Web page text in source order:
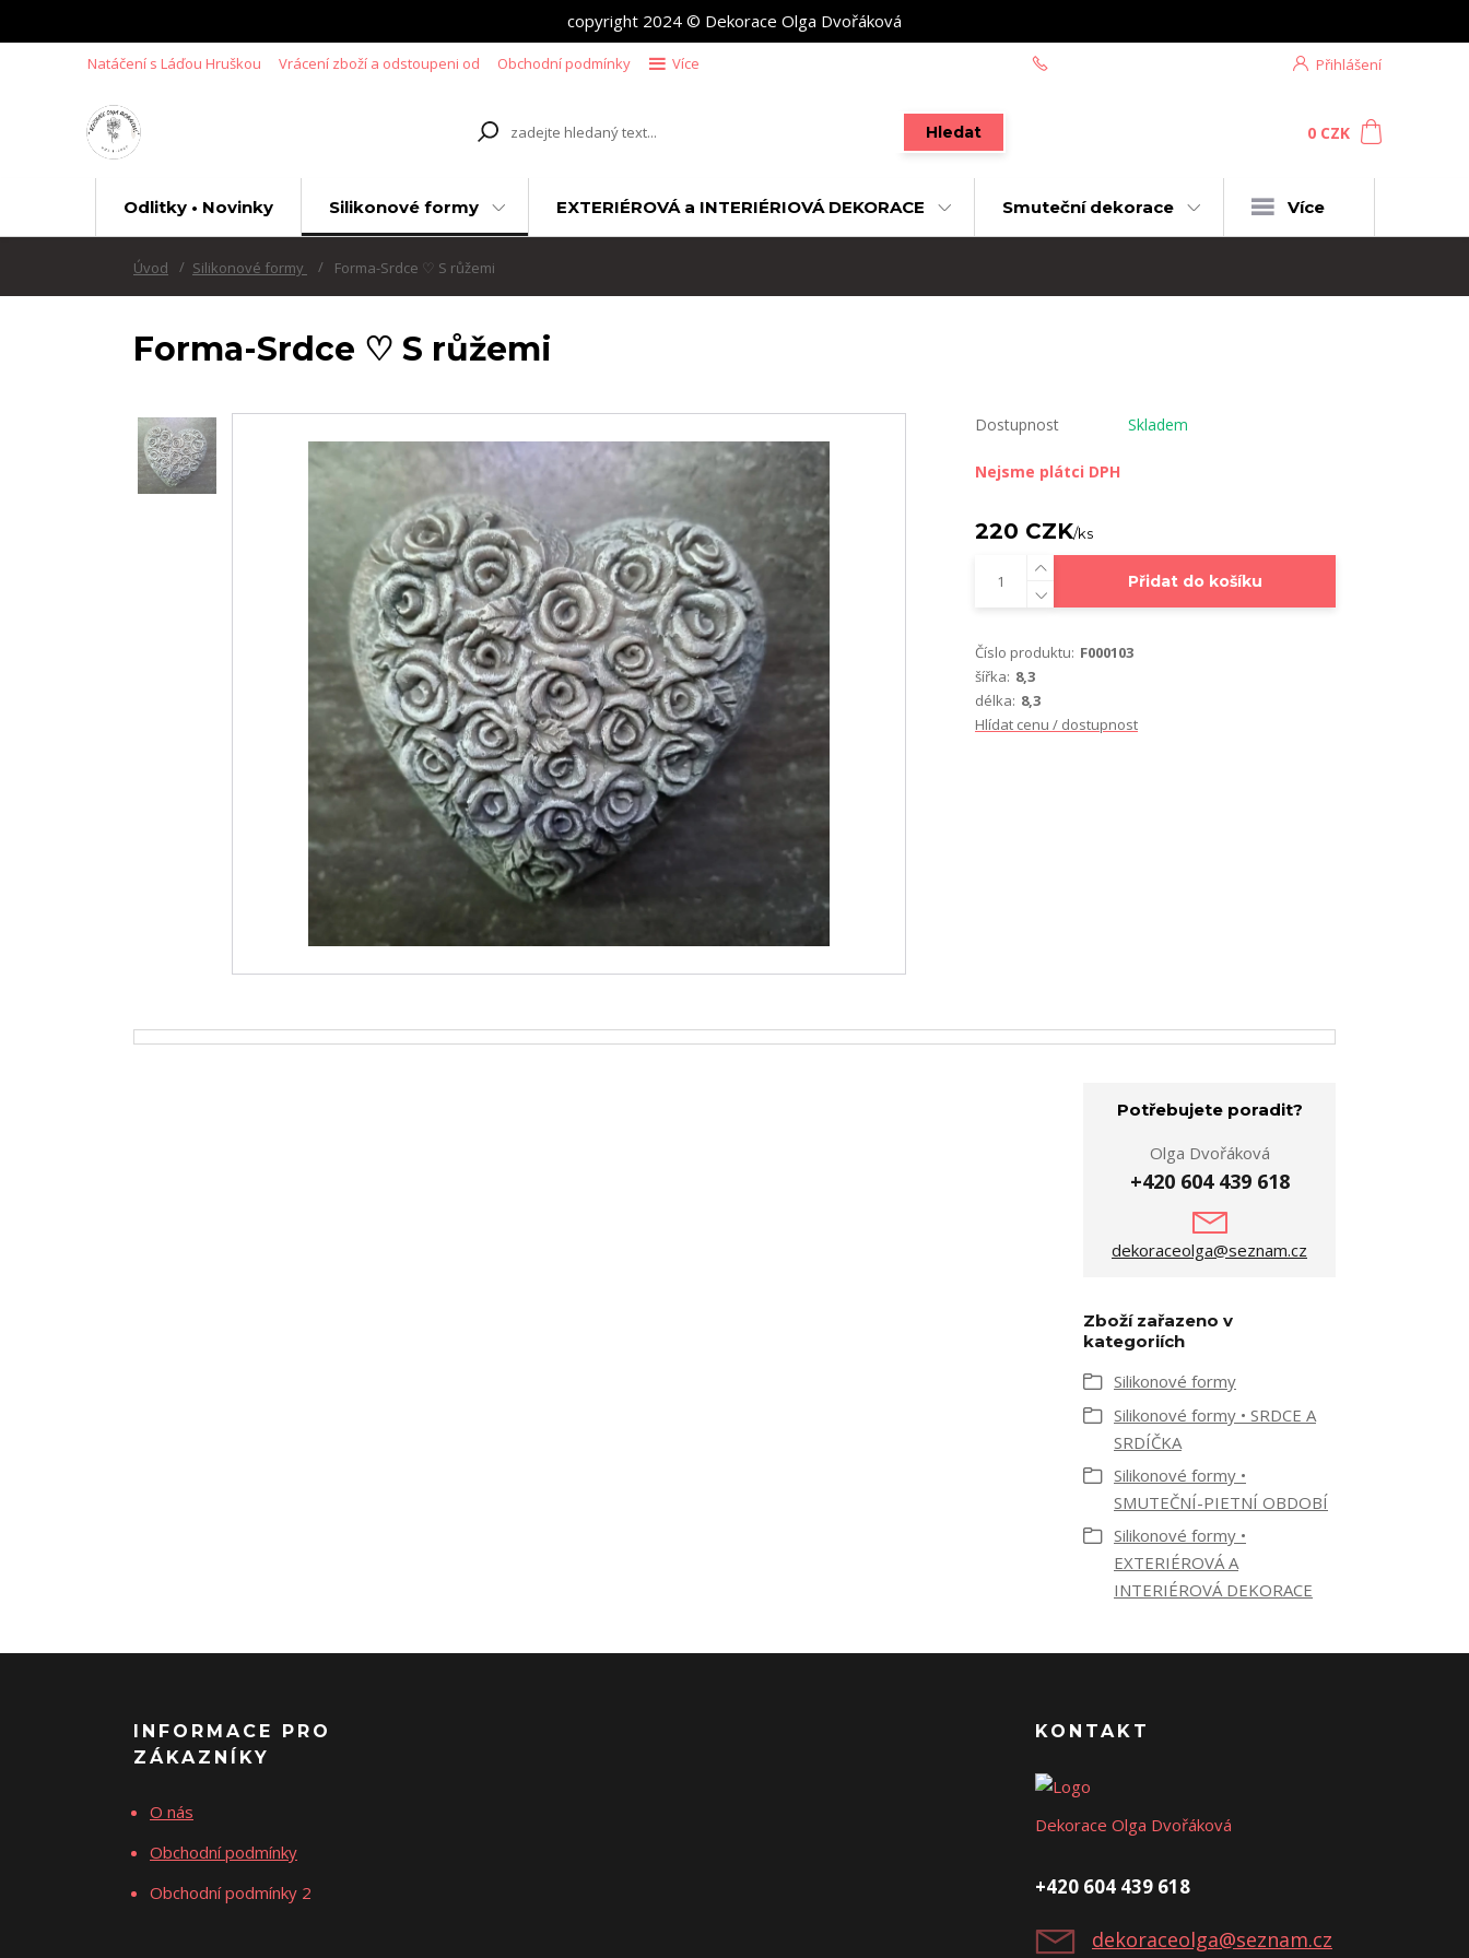
copyright 2024 © Dekorace Olga Dvořáková
Natáčení s Láďou Hruškou Vrácení zboží a odstoupeni od Obchodní podmínky Více Přihlášení
Hledat 0 CZK
Odlitky • Novinky Silikonové formy EXTERIÉROVÁ a INTERIÉRIOVÁ DEKORACE Smuteční dekorace Více
Úvod Silikonové formy Forma-Srdce ♡ S růžemi
Forma-Srdce ♡ S růžemi
Dostupnost Skladem
Nejsme plátci DPH
220 CZK/ks
Přidat do košíku
Číslo produktu: F000103
šířka: 8,3
délka: 8,3
Hlídat cenu / dostupnost
Potřebujete poradit?
Olga Dvořáková
+420 604 439 618
dekoraceolga@seznam.cz
Zboží zařazeno v
kategoriích
Silikonové formy
Silikonové formy • SRDCE A
SRDÍČKA
Silikonové formy •
SMUTEČNÍ-PIETNÍ OBDOBÍ
Silikonové formy •
EXTERIÉROVÁ A
INTERIÉROVÁ DEKORACE
INFORMACE PRO
ZÁKAZNÍKY
O nás
Obchodní podmínky
Obchodní podmínky 2
KONTAKT
Dekorace Olga Dvořáková
+420 604 439 618
dekoraceolga@seznam.cz